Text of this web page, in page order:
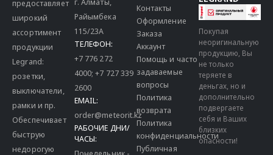
предоставляет
широкий
ассортимент
продукции
Legrand:
розетки,
выключатели,
рамки и пр.
Обеспечивает
быструю
недорогую
Райымбека
115/23A
ТЕЛЕФОН:
+7 776 272
4000;+7 727 339
2600
EMAIL:
order@meteorit.kz
РАБОЧИЕ ДНИ/
ЧАСЫ:
Контакты
Оформление
Заказа
Аккаунт
Помощь и часто
задаваемые
вопросы
Политика
возврата
Политика
конфиденциальности
Публичная
Покупая
неоригинальную
продукцию, Вы
не только
теряете в
деньгах, но и
дополнительно
подвергаете
себя и Ваших
близких
опасности!